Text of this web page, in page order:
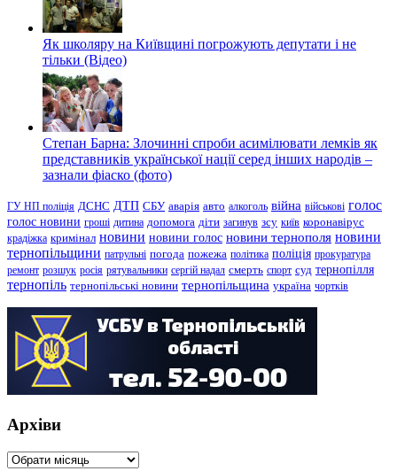
Як школяру на Київщині погрожують депутати і не
тільки (Відео)
Степан Барна: Злочинні спроби асимілювати лемків як
представників української нації серед інших народів –
зазнали фіаско (фото)
ГУ НП поліція ДСНС ДТП СБУ аварія авто алкоголь війна військові голос
голос новини гроші дитина допомога діти загинув зсу київ коронавірус
крадіжка кримінал новини новини голос новини тернополя новини
тернопільщини патрульні погода пожежа політика поліція прокуратура
ремонт розшук росія рятувальники сергій надал смерть спорт суд тернопілля
тернопіль тернопільські новини тернопільщина україна чортків
Архіви
Архіви